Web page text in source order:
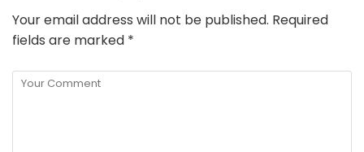
Your email address will not be published. Required
fields are marked *